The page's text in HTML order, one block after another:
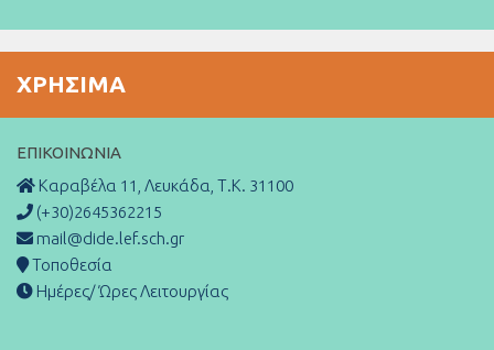
ΧΡΉΣΙΜΑ
ΕΠΙΚΟΙΝΩΝΊΑ
Καραβέλα 11, Λευκάδα, Τ.Κ. 31100
(+30)2645362215
mail@dide.lef.sch.gr
Τοποθεσία
Ημέρες/ Ώρες Λειτουργίας